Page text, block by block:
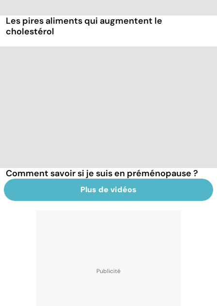
Les pires aliments qui augmentent le
cholestérol
Comment savoir si je suis en préménopause ?
Plus de vidéos